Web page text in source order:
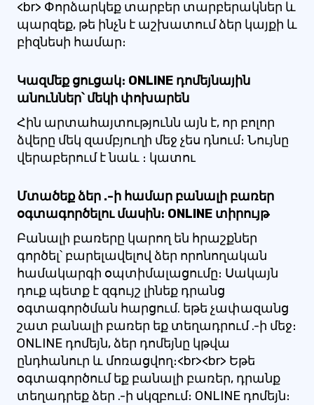
<br> Փորձարկեք տարբեր տարբերակներ և
պարզեք, թե ինչն է աշխատում ձեր կայքի և
բիզնեսի համար։
Կազմեք ցուցակ։ ONLINE դոմեյնային
անուններ՝ մեկի փոխարեն
Հին արտահայտությունն այն է, որ բոլոր
ձվերը մեկ զամբյուղի մեջ չես դնում։ Նույնը
վերաբերում է նաև ։ կատու
Մտածեք ձեր .-ի համար բանալի բառեր
օգտագործելու մասին։ ONLINE տիրույթ
Բանալի բառերը կարող են հրաշքներ
գործել՝ բարելավելով ձեր որոնողական
համակարգի օպտիմալացումը։ Սակայն
դուք պետք է զգույշ լինեք դրանց
օգտագործման հարցում. եթե չափազանց
շատ բանալի բառեր եք տեղադրում .-ի մեջ։
ONLINE դոմեյն, ձեր դոմեյնը կթվա
ընդհանուր և մոռացվող։<br><br> Եթե ​​
օգտագործում եք բանալի բառեր, դրանք
տեղադրեք ձեր .-ի սկզբում։ ONLINE դոմեյն։